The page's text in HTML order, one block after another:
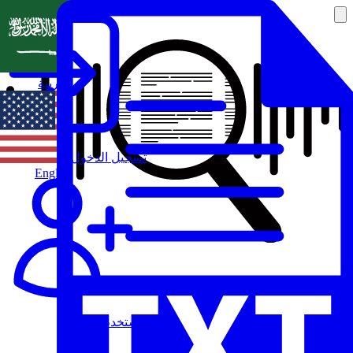
تسجيل الدخول
مستخدم جديد
العربية
English